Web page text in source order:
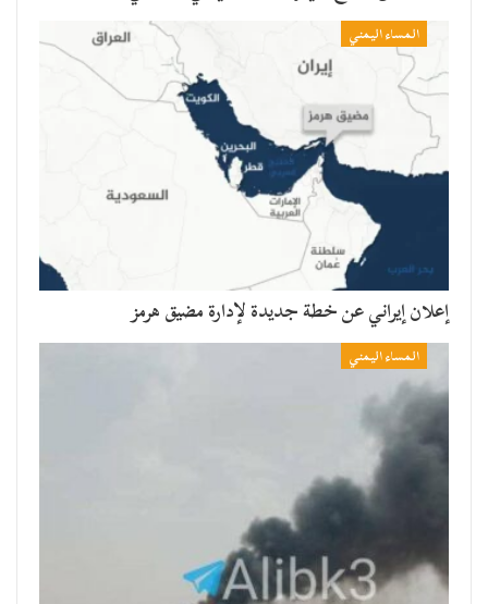
المساء اليمني
إعلان إيراني عن خطة جديدة لإدارة مضيق هرمز
المساء اليمني